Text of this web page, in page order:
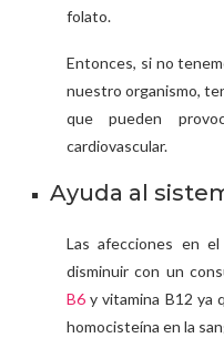
folato.
Entonces, si no
nuestro organismo,
que pueden
cardiovascular.
Ayuda al
Las afecciones en
disminuir con un
B6y vitamina B12 ya
homocisteína en la